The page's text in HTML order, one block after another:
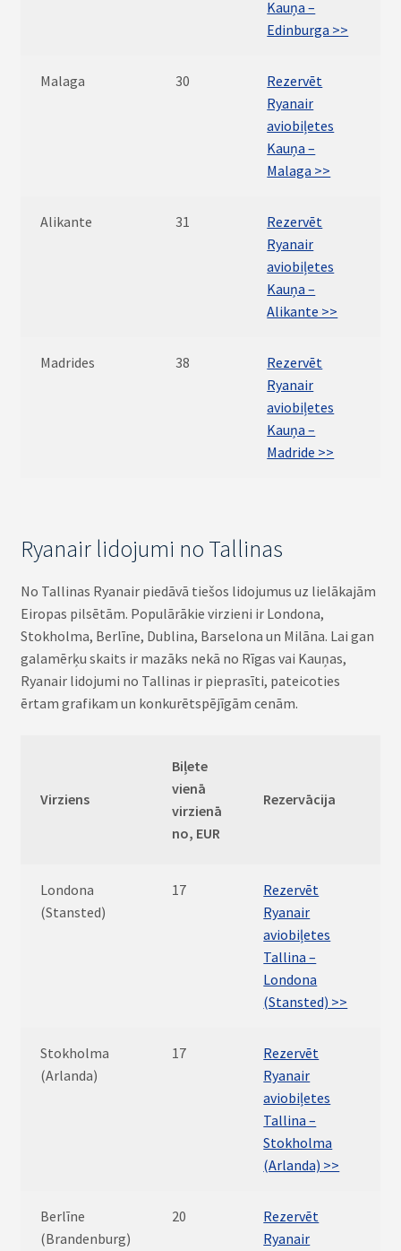
Kauņa –
Edinburga >>
Malaga 30
Rezervēt
Ryanair
aviobiļetes
Kauņa –
Malaga >>
Alikante 31
Rezervēt
Ryanair
aviobiļetes
Kauņa –
Alikante >>
Madrides 38
Rezervēt
Ryanair
aviobiļetes
Kauņa –
Madride >>
Ryanair lidojumi no Tallinas
No Tallinas Ryanair piedāvā tiešos lidojumus uz lielākajām
Eiropas pilsētām. Populārākie virzieni ir Londona,
Stokholma, Berlīne, Dublina, Barselona un Milāna. Lai gan
galamērķu skaits ir mazāks nekā no Rīgas vai Kauņas,
Ryanair lidojumi no Tallinas ir pieprasīti, pateicoties
ērtam grafikam un konkurētspējīgām cenām.
Virziens
Biļete
vienā
virzienā
no, EUR
Rezervācija
Londona
(Stansted)
17
Rezervēt
Ryanair
aviobiļetes
Tallina –
Londona
(Stansted) >>
Stokholma
(Arlanda)
17
Rezervēt
Ryanair
aviobiļetes
Tallina –
Stokholma
(Arlanda) >>
Berlīne
(Brandenburg)
20
Rezervēt
Ryanair